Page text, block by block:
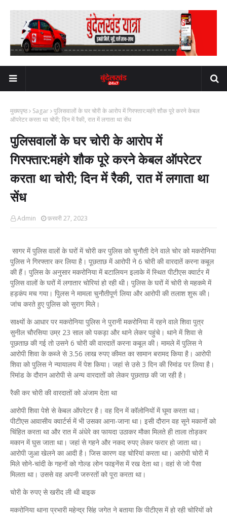
मुख्यपृष्ठ Sagar पुलिसवालों के घर चोरी के आरोप में गिरफ्तार:महंगे शौक पूरे करने केबल
ऑपरेटर करता था चोरी; दिन में रैकी, रात में लगाता था सेंध
पुलिसवालों के घर चोरी के आरोप में
गिरफ्तार:महंगे शौक पूरे करने केबल ऑपरेटर
करता था चोरी; दिन में रैकी, रात में लगाता था
सेंध
Admin फ़रवरी 27, 2023
सागर में पुलिस वालों के घरों में चोरी कर पुलिस को चुनौती देने वाले चोर को मकरोनिया
पुलिस ने गिरफ्तार कर लिया है। पूछताछ में आरोपी ने 6 चोरी की वारदातें करना कबूल
की हैं। पुलिस के अनुसार मकरोनिया में बटालियन इलाके में स्थित पीटीएस क्वार्टर में
पुलिस वालों के घरों में लगातार चोरियां हो रही थी। पुलिस के घरों में चोरी से महकमे में
हड़कंप मच गया। पुिलस ने मामला चुनौतीपूर्ण लिया और आरोपी की तलाश शुरू की।
जांच करते हुए पुलिस को सुराग मिले।
साक्ष्यों के आधार पर मकरोनिया पुलिस ने पुरानी मकरोनिया में रहने वाले शिवा पुत्र
सुनील चौरसिया उम्र 23 साल को पकड़ा और थाने लेकर पहुंचे। थाने में शिवा से
पूछताछ की गई तो उसने 6 चोरी की वारदातें करना कबूल की। मामले में पुलिस ने
आरोपी शिवा के कब्जे से 3.56 लाख रुपए कीमत का सामान बरामद किया है। आरोपी
शिवा को पुलिस ने न्यायालय में पेश किया। जहां से उसे 3 दिन की रिमांड पर लिया है।
रिमांड के दौरान आरोपी से अन्य वारदातों को लेकर पूछताछ की जा रही है।
रैकी कर चोरी की वारदातों को अंजाम देता था
आरोपी शिवा पेशे से केबल ऑपरेटर है। वह दिन में कॉलोनियों में घूमा करता था।
पीटीएस आवासीय क्वार्टर्स में भी उसका आना-जाना था। इसी दौरान वह सूने मकानों को
चिंहित करता था और रात में अंधेरे का फायदा उठाकर मौका मिलते ही ताला तोड़कर
मकान में घुस जाता था। जहां से गहने और नकद रुपए लेकर फरार हो जाता था।
आरोपी जुआ खेलने का आदी है। जिस कारण वह चोरियां करता था। आरोपी चोरी में
मिले सोने-चांदी के गहनों को गोल्ड लोन फाइनेंस में रख देता था। वहां से जो पैसा
मिलता था। उससे वह अपनी जरुरतों को पूरा करता था।
चोरी के रुपए से खरीद ली थी बाइक
मकरोनिया थाना प्रभारी महेन्द्र सिंह जगेत ने बताया कि पीटीएस में हो रही चोरियों को